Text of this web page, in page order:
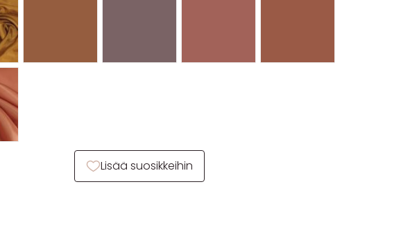
Lisää suosikkeihin